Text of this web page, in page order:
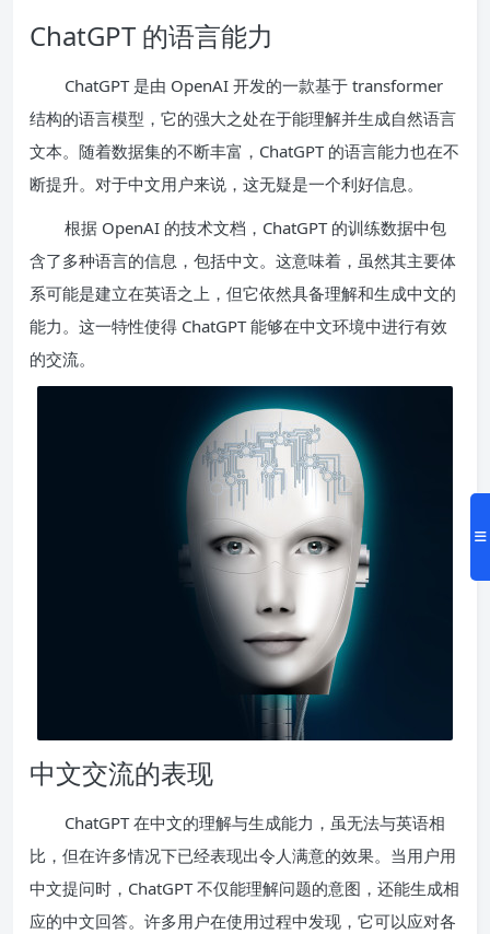
ChatGPT 的语言能力
ChatGPT 是由 OpenAI 开发的一款基于 transformer
结构的语言模型，它的强大之处在于能理解并生成自然语言
文本。随着数据集的不断丰富，ChatGPT 的语言能力也在不
断提升。对于中文用户来说，这无疑是一个利好信息。
根据 OpenAI 的技术文档，ChatGPT 的训练数据中包
含了多种语言的信息，包括中文。这意味着，虽然其主要体
系可能是建立在英语之上，但它依然具备理解和生成中文的
能力。这一特性使得 ChatGPT 能够在中文环境中进行有效
的交流。
中文交流的表现
ChatGPT 在中文的理解与生成能力，虽无法与英语相
比，但在许多情况下已经表现出令人满意的效果。当用户用
中文提问时，ChatGPT 不仅能理解问题的意图，还能生成相
应的中文回答。许多用户在使用过程中发现，它可以应对各